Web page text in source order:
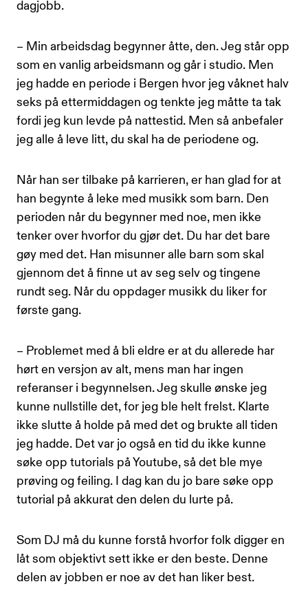
dagjobb.
– Min arbeidsdag begynner åtte, den. Jeg står opp
som en vanlig arbeidsmann og går i studio. Men
jeg hadde en periode i Bergen hvor jeg våknet halv
seks på ettermiddagen og tenkte jeg måtte ta tak
fordi jeg kun levde på nattestid. Men så anbefaler
jeg alle å leve litt, du skal ha de periodene og.
Når han ser tilbake på karrieren, er han glad for at
han begynte å leke med musikk som barn. Den
perioden når du begynner med noe, men ikke
tenker over hvorfor du gjør det. Du har det bare
gøy med det. Han misunner alle barn som skal
gjennom det å finne ut av seg selv og tingene
rundt seg. Når du oppdager musikk du liker for
første gang.
– Problemet med å bli eldre er at du allerede har
hørt en versjon av alt, mens man har ingen
referanser i begynnelsen. Jeg skulle ønske jeg
kunne nullstille det, for jeg ble helt frelst. Klarte
ikke slutte å holde på med det og brukte all tiden
jeg hadde. Det var jo også en tid du ikke kunne
søke opp tutorials på Youtube, så det ble mye
prøving og feiling. I dag kan du jo bare søke opp
tutorial på akkurat den delen du lurte på.
Som DJ må du kunne forstå hvorfor folk digger en
låt som objektivt sett ikke er den beste. Denne
delen av jobben er noe av det han liker best.